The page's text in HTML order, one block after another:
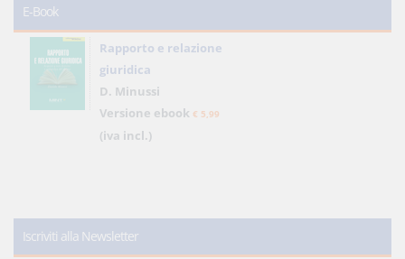
E-Book
Rapporto e relazione
giuridica
D. Minussi
Versione ebook € 5,99
(iva incl.)
Iscriviti alla Newsletter